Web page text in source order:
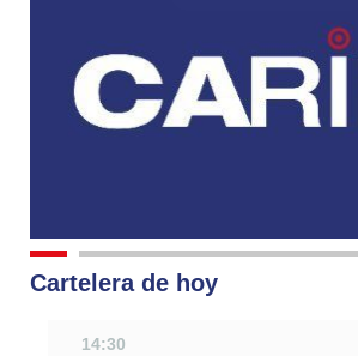
Cartelera de hoy
14:30